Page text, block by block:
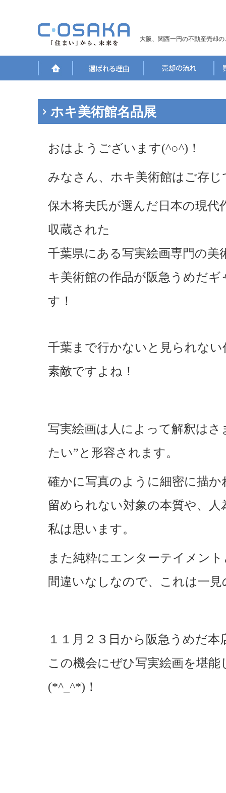
大阪、関西一円の不動産売却
ホキ美術館名品展
おはようございます(^○^)！
みなさん、ホキ美術館はご存
保木将夫氏が選んだ日本の現代
収蔵された
千葉県にある写実絵画専門の
キ美術館の作品が阪急うめだ
す！
千葉まで行かないと見られな
素敵ですよね！
写実絵画は人によって解釈は
たい”と形容されます。
確かに写真のように細密に描
留められない対象の本質や、
私は思います。
また純粋にエンターテイメン
間違いなしなので、これは一
１１月２３日から阪急うめだ
この機会にぜひ写実絵画を堪
(*^_^*)！